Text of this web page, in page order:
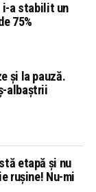
i-a stabilit un
75%
și la pauză.
albaștrii
etapă și nu
rușine! Nu-mi